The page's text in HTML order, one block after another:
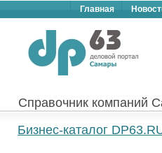
Главная
Справочник компаний
Бизнес-каталог